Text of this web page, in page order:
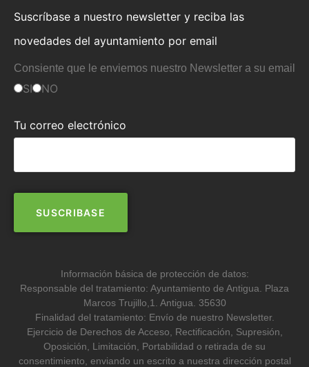
Suscríbase a nuestro newsletter y reciba las
novedades del ayuntamiento por email
Consiente que le enviemos nuestro Newsletter a su email
SI NO
Tu correo electrónico
Información básica de protección de datos:
Responsable del tratamiento: Ayuntamiento de Antigua. Plaza
Marcos Trujillo,1. Antigua. 35630
Finalidad del tratamiento: Envío de nuestro Newsletter.
Ejercicio de Derechos de Acceso, Rectificación, Supresión,
Oposición, Limitación, Portabilidad o retirada de su
consentimiento, enviando un escrito a nuestra dirección postal